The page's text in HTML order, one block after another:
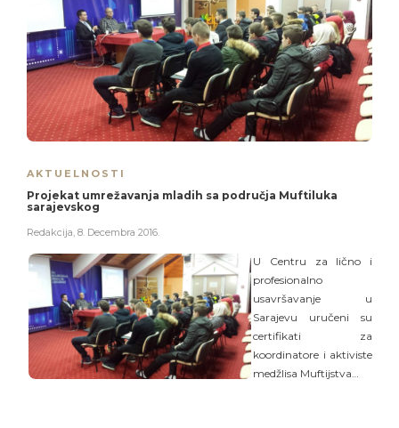
AKTUELNOSTI
Projekat umrežavanja mladih sa područja Muftiluka
sarajevskog
Redakcija, 8. Decembra 2016.
U Centru za lično i
profesionalno
usavršavanje u
Sarajevu uručeni su
certifikati za
koordinatore i aktiviste
medžlisa Muftijstva…